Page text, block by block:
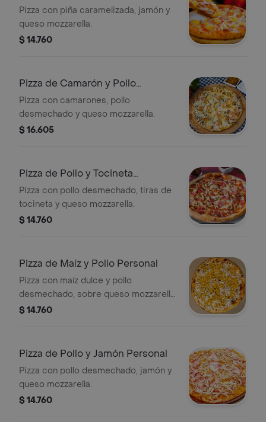
Pizza con piña caramelizada, jamón y
queso mozzarella.
$ 14.760
Pizza de Camarón y Pollo
Personal
Pizza con camarones, pollo
desmechado y queso mozzarella.
$ 16.605
Pizza de Pollo y Tocineta
Personal
Pizza con pollo desmechado, tiras de
tocineta y queso mozzarella.
$ 14.760
Pizza de Maíz y Pollo Personal
Pizza con maíz dulce y pollo
desmechado, sobre queso mozzarella
de la casa.
$ 14.760
Pizza de Pollo y Jamón Personal
Pizza con pollo desmechado, jamón y
queso mozzarella.
$ 14.760